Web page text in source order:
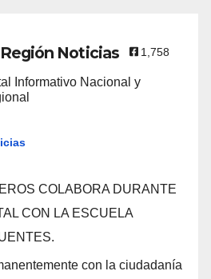
Noticias 1,758
Informativo Nacional y
COLABORA DURANTE
CON LA ESCUELA
con la ciudadanía